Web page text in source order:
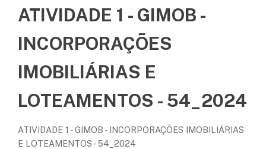
ATIVIDADE 1 - GIMOB -
INCORPORAÇÕES
IMOBILIÁRIAS E
LOTEAMENTOS - 54_2024
ATIVIDADE 1 - GIMOB - INCORPORAÇÕES IMOBILIÁRIAS
E LOTEAMENTOS - 54_2024